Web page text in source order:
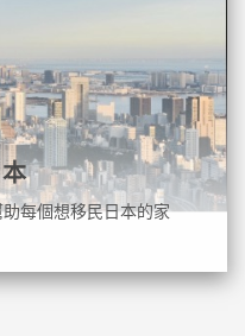
每個想移民日本的家